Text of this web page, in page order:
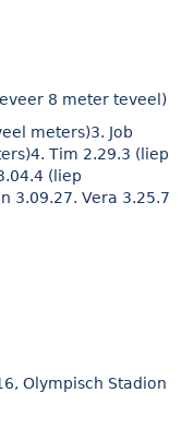
8 meter teveel)
meters)3. Job
Tim 2.29.3 (liep
(liep
3.09.27. Vera 3.25.7
Olympisch Stadion